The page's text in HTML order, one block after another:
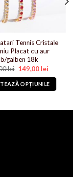
Tennis Cristale
Placat cu aur
galben 18k
lei Prețul
inițial
a
fost:
299,00 lei.
149,00 leiPrețul
este:
149,00
OPȚIUNILE